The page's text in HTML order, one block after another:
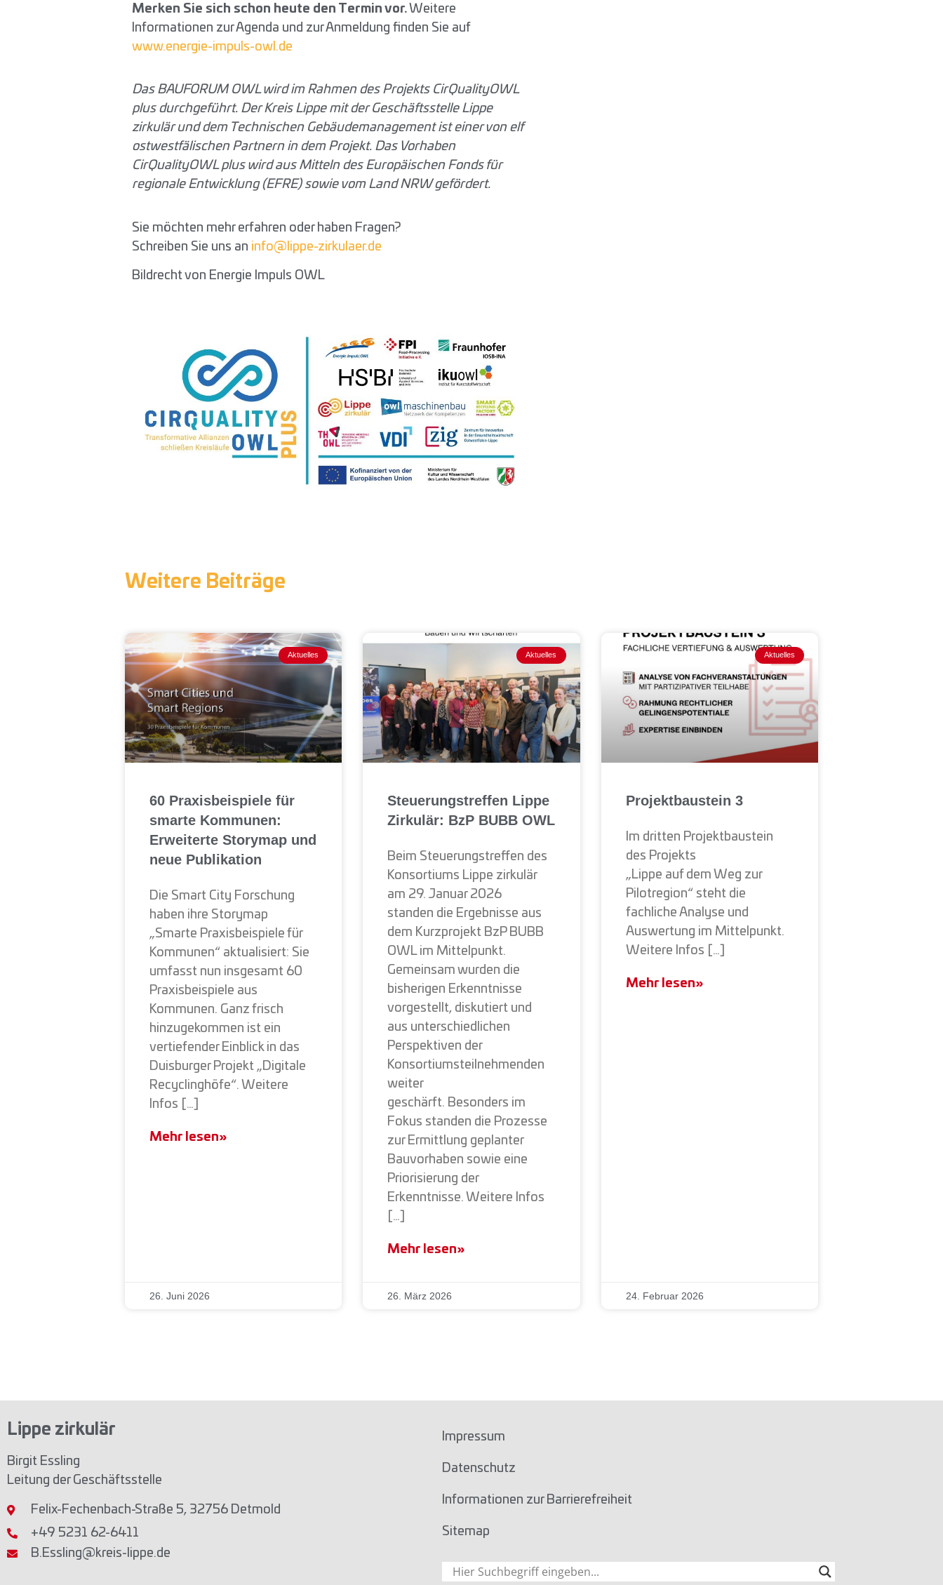
Merken Sie sich schon heute den Termin vor. Weitere
Informationen zur Agenda und zur Anmeldung finden Sie auf
www.energie-impuls-owl.de
Das BAUFORUM OWL wird im Rahmen des Projekts CirQualityOWL
plus durchgeführt. Der Kreis Lippe mit der Geschäftsstelle Lippe
zirkulär und dem Technischen Gebäudemanagement ist einer von elf
ostwestfälischen Partnern in dem Projekt. Das Vorhaben
CirQualityOWL plus wird aus Mitteln des Europäischen Fonds für
regionale Entwicklung (EFRE) sowie vom Land NRW gefördert.
Sie möchten mehr erfahren oder haben Fragen?
Schreiben Sie uns an info@lippe-zirkulaer.de
Bildrecht von Energie Impuls OWL
Weitere Beiträge
Aktuelles
60 Praxisbeispiele für
smarte Kommunen:
Erweiterte Storymap und
neue Publikation
Die Smart City Forschung
haben ihre Storymap
„Smarte Praxisbeispiele für
Kommunen“ aktualisiert: Sie
umfasst nun insgesamt 60
Praxisbeispiele aus
Kommunen. Ganz frisch
hinzugekommen ist ein
vertiefender Einblick in das
Duisburger Projekt „Digitale
Recyclinghöfe“. Weitere
Infos […]
Mehr lesen»
26. Juni 2026
Aktuelles
Steuerungstreffen Lippe
Zirkulär: BzP BUBB OWL
Beim Steuerungstreffen des
Konsortiums Lippe zirkulär
am 29. Januar 2026
standen die Ergebnisse aus
dem Kurzprojekt BzP BUBB
OWL im Mittelpunkt.
Gemeinsam wurden die
bisherigen Erkenntnisse
vorgestellt, diskutiert und
aus unterschiedlichen
Perspektiven der
Konsortiumsteilnehmenden
weiter
geschärft. Besonders im
Fokus standen die Prozesse
zur Ermittlung geplanter
Bauvorhaben sowie eine
Priorisierung der
Erkenntnisse. Weitere Infos
[…]
Mehr lesen»
26. März 2026
Aktuelles
Projektbaustein 3
Im dritten Projektbaustein
des Projekts
„Lippe auf dem Weg zur
Pilotregion“ steht die
fachliche Analyse und
Auswertung im Mittelpunkt.
Weitere Infos […]
Mehr lesen»
24. Februar 2026
Lippe zirkulär
Birgit Essling
Leitung der Geschäftsstelle
Felix-Fechenbach-Straße 5, 32756 Detmold
+49 5231 62-6411
B.Essling@kreis-lippe.de
Impressum
Datenschutz
Informationen zur Barrierefreiheit
Sitemap